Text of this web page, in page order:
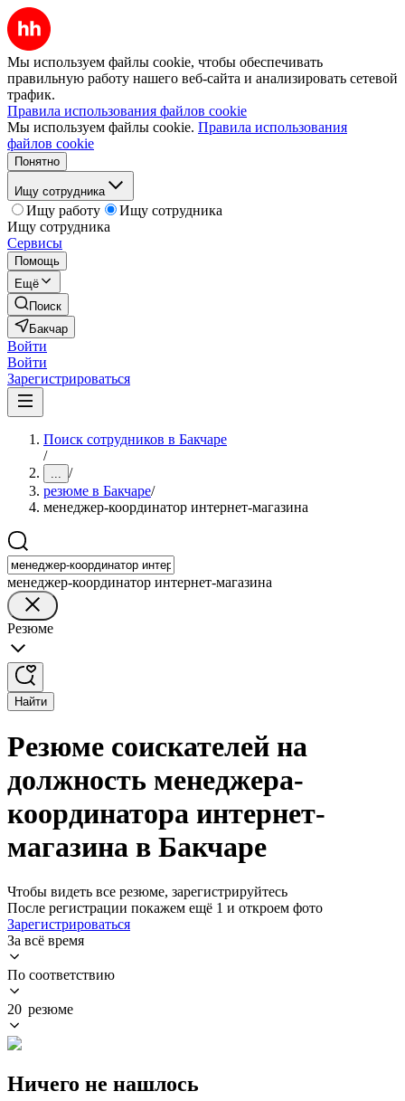
Мы используем файлы cookie, чтобы обеспечивать
правильную работу нашего веб-сайта и анализировать сетевой
трафик.
Правила использования файлов cookie
Мы используем файлы cookie. Правила использования
файлов cookie
Понятно
Ищу сотрудника
Ищу работу
Ищу сотрудника
Ищу сотрудника
Сервисы
Помощь
Ещё
Поиск
Бакчар
Войти
Войти
Зарегистрироваться
Поиск сотрудников в Бакчаре
/
... /
резюме в Бакчаре/
менеджер-координатор интернет-магазина
менеджер-координатор интернет-магазина
Резюме
Найти
Резюме соискателей на
должность менеджера-
координатора интернет-
магазина в Бакчаре
Чтобы видеть все резюме, зарегистрируйтесь
После регистрации покажем ещё 1 и откроем фото
Зарегистрироваться
За всё время
По соответствию
20 резюме
Ничего не нашлось